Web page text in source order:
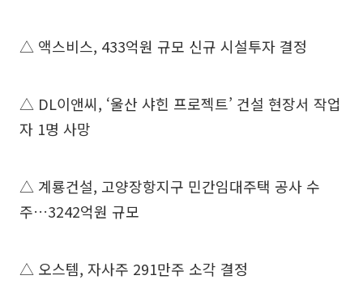
△ 액스비스, 433억원 규모 신규 시설투자 결정
△ DL이앤씨, ‘울산 샤힌 프로젝트’ 건설 현장서 작업
자 1명 사망
△ 계룡건설, 고양장항지구 민간임대주택 공사 수
주…3242억원 규모
△ 오스템, 자사주 291만주 소각 결정